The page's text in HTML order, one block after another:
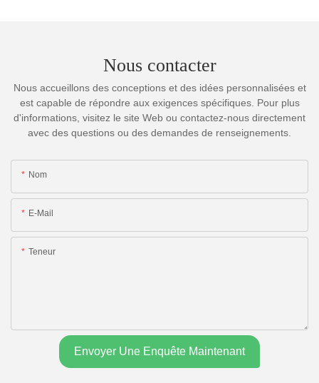
Nous contacter
Nous accueillons des conceptions et des idées personnalisées et
est capable de répondre aux exigences spécifiques. Pour plus
d'informations, visitez le site Web ou contactez-nous directement
avec des questions ou des demandes de renseignements.
Nom
E-Mail
Teneur
Envoyer Une Enquête Maintenant